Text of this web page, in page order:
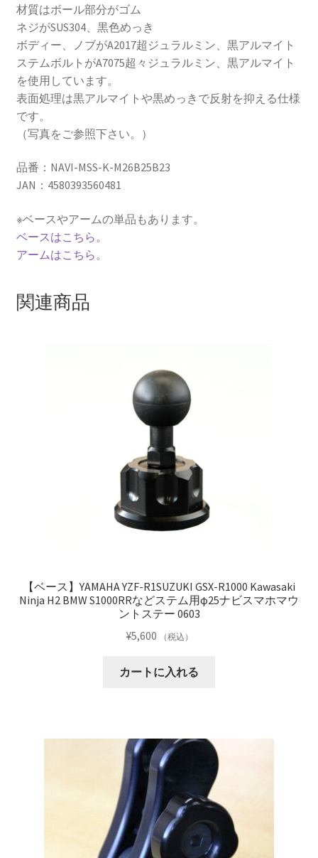
ホ
マ
ウ
ン
ト
ス
テ
ー
個
材質はボール部分がゴム
ネジがSUS304、黒色めっき
ボディー、ノブがA2017超ジュラルミン、黒アルマイト
ステムボルトがA7075超々ジュラルミン、黒アルマイト
を使用しています。
表面処理は黒アルマイトや黒めっきで反射を抑える仕様
です。
（写真をご参照下さい。）
品番：NAVI-MSS-K-M26B25B23
JAN：4580393560481
※ベースやアームの単品もあります。
ベースはこちら。
アームはこちら。
関連商品
【ベース】YAMAHA YZF-R1SUZUKI GSX-R1000 Kawasaki
Ninja H2 BMW S1000RRなどステム用φ25ナビスマホマウ
ントステー 0603
¥5,600 （税込）
カートに入れる